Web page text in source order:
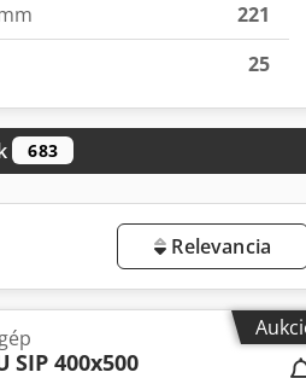
221
25
683
Relevancia
SIP 400x500